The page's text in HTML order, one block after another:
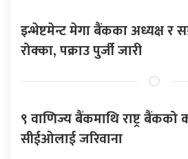
इन्भेष्टमेन्ट मेगा बैंकका अध्यक्ष र
रोक्का, पक्राउ पुर्जी जारी
९ वाणिज्य बैंकमाथि राष्ट्र बैंकको
सीईओलाई जरिवाना